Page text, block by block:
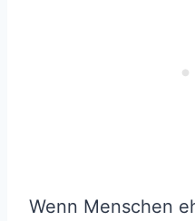
Wenn Menschen